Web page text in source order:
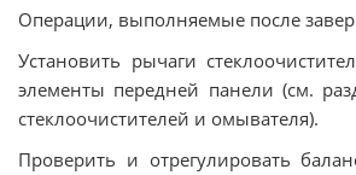
Операции, выполняемые после
Установить рычаги
элементы передней панели (см.
стеклоочистителей и омывателя).
Проверить и отрегулировать